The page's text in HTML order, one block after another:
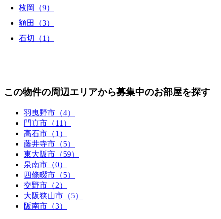
枚岡（9）
額田（3）
石切（1）
この物件の周辺エリアから募集中のお部屋を探す
羽曳野市（4）
門真市（11）
高石市（1）
藤井寺市（5）
東大阪市（59）
泉南市（0）
四條畷市（5）
交野市（2）
大阪狭山市（5）
阪南市（3）